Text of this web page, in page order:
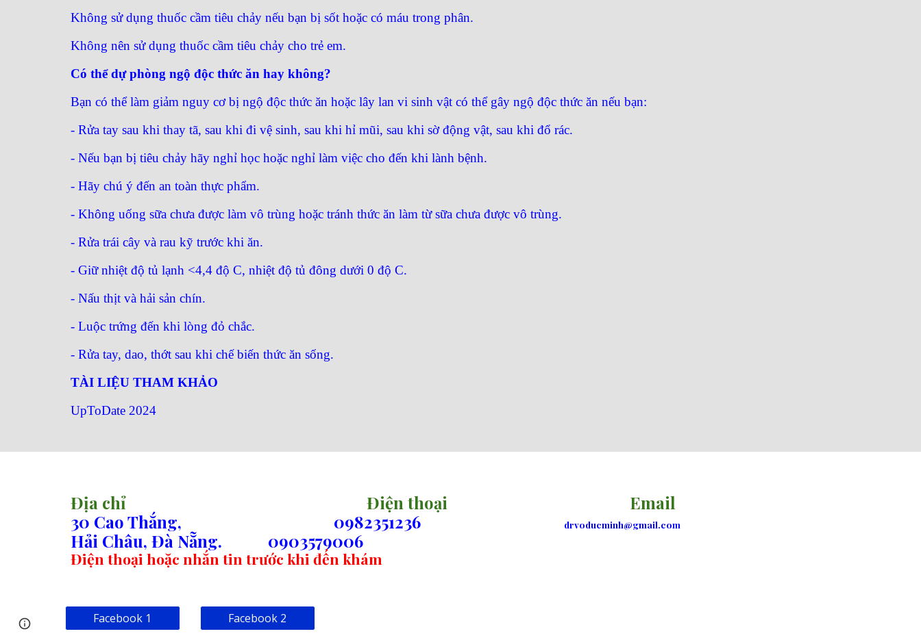
Không sử dụng thuốc cầm tiêu chảy nếu bạn bị sốt hoặc có máu trong phân.
Không nên sử dụng thuốc cầm tiêu chảy cho trẻ em.
Có thể dự phòng ngộ độc thức ăn hay không?
Bạn có thể làm giảm nguy cơ bị ngộ độc thức ăn hoặc lây lan vi sinh vật có thể gây ngộ độc thức ăn nếu bạn:
- Rửa tay sau khi thay tã, sau khi đi vệ sinh, sau khi hỉ mũi, sau khi sờ động vật, sau khi đổ rác.
- Nếu bạn bị tiêu chảy hãy nghỉ học hoặc nghỉ làm việc cho đến khi lành bệnh.
- Hãy chú ý đến an toàn thực phẩm.
- Không uống sữa chưa được làm vô trùng hoặc tránh thức ăn làm từ sữa chưa được vô trùng.
- Rửa trái cây và rau kỹ trước khi ăn.
- Giữ nhiệt độ tủ lạnh <4,4 độ C, nhiệt độ tủ đông dưới 0 độ C.
- Nấu thịt và hải sản chín.
- Luộc trứng đến khi lòng đỏ chắc.
- Rửa tay, dao, thớt sau khi chế biến thức ăn sống.
TÀI LIỆU THAM KHẢO
UpToDate 2024
Địa chỉ
Điện thoại
Email
30 Cao Thắng,
0982351236 drvoducminh@gmail.com
Hải Châu, Đà Nẵng. 0903579006
Điện thoại hoặc nhắn tin trước khi đến khám
Facebook 1 Facebook 2
Google Sites Report abuse